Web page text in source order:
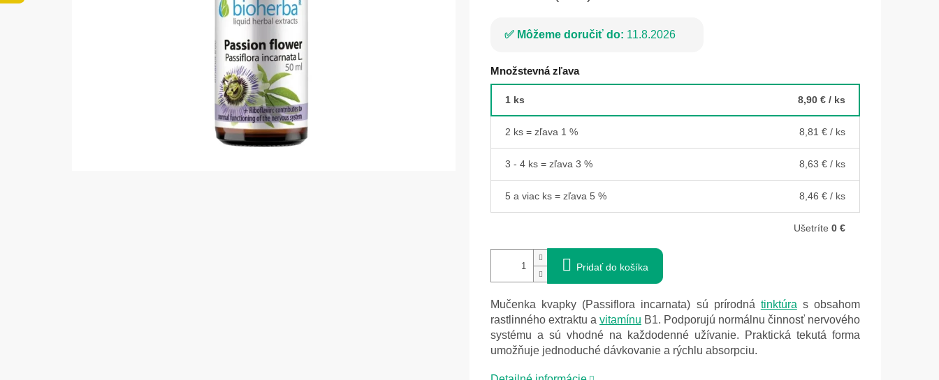
Môžeme doručiť do: 11.8.2026
Množstevná zľava
1 ks 8,90 € / ks
2 ks = zľava 1 % 8,81 € / ks
3 - 4 ks = zľava 3 % 8,63 € / ks
5 a viac ks = zľava 5 % 8,46 € / ks
Ušetríte 0 €
Pridať do košíka
Mučenka kvapky (Passiflora incarnata) sú prírodná tinktúra s obsahom
rastlinného extraktu a vitamínu B1. Podporujú normálnu činnosť nervového
systému a sú vhodné na každodenné užívanie. Praktická tekutá forma
umožňuje jednoduché dávkovanie a rýchlu absorpciu.